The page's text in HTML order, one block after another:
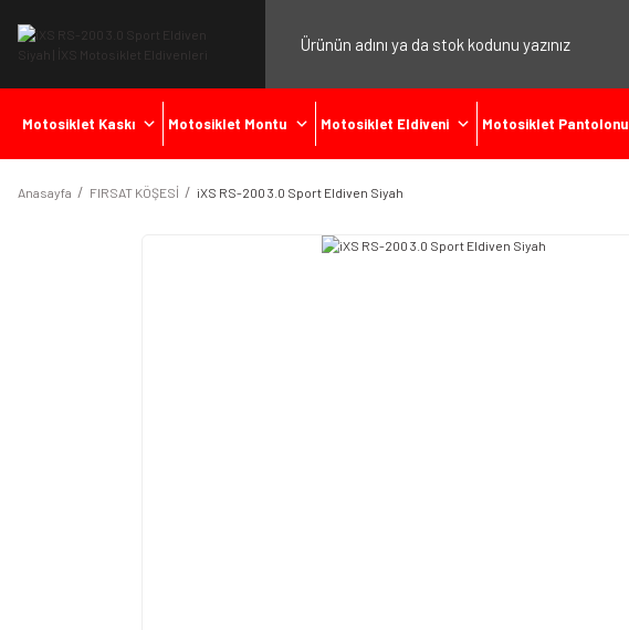
Motosiklet Kaskı Motosiklet Montu Motosiklet Eldiveni Motosiklet Pantolonu
Anasayfa FIRSAT KÖŞESİ iXS RS-200 3.0 Sport Eldiven Siyah